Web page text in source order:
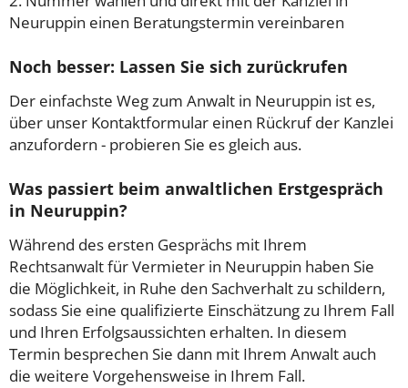
Neuruppin einen Beratungstermin vereinbaren
Noch besser: Lassen Sie sich zurückrufen
Der einfachste Weg zum Anwalt in Neuruppin ist es,
über unser Kontaktformular einen Rückruf der Kanzlei
anzufordern - probieren Sie es gleich aus.
Was passiert beim anwaltlichen Erstgespräch
in Neuruppin?
Während des ersten Gesprächs mit Ihrem
Rechtsanwalt für Vermieter in Neuruppin haben Sie
die Möglichkeit, in Ruhe den Sachverhalt zu schildern,
sodass Sie eine qualifizierte Einschätzung zu Ihrem Fall
und Ihren Erfolgsaussichten erhalten. In diesem
Termin besprechen Sie dann mit Ihrem Anwalt auch
die weitere Vorgehensweise in Ihrem Fall.